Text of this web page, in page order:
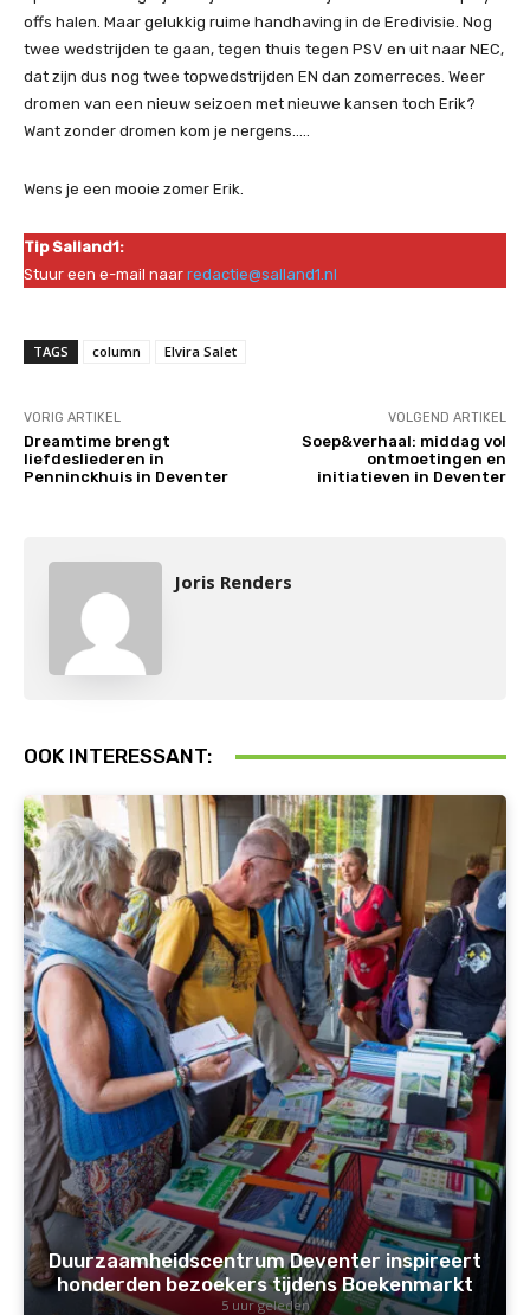
offs halen. Maar gelukkig ruime handhaving in de Eredivisie. Nog
twee wedstrijden te gaan, tegen thuis tegen PSV en uit naar NEC,
dat zijn dus nog twee topwedstrijden EN dan zomerreces. Weer
dromen van een nieuw seizoen met nieuwe kansen toch Erik?
Want zonder dromen kom je nergens…..
Wens je een mooie zomer Erik.
Tip Salland1:
Stuur een e-mail naar redactie@salland1.nl
TAGS column Elvira Salet
VORIG ARTIKEL
Dreamtime brengt
liefdesliederen in
Penninckhuis in Deventer
VOLGEND ARTIKEL
Soep&verhaal: middag vol
ontmoetingen en
initiatieven in Deventer
Joris Renders
OOK INTERESSANT:
Duurzaamheidscentrum Deventer inspireert
honderden bezoekers tijdens Boekenmarkt
5 uur geleden